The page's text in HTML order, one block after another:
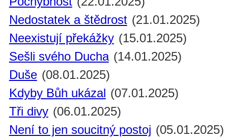
Nedostatek a štědrost (21.01.2025)
Neexistují překážky (15.01.2025)
Sešli svého Ducha (14.01.2025)
Duše (08.01.2025)
Kdyby Bůh ukázal (07.01.2025)
Tři divy (06.01.2025)
Není to jen soucitný postoj (05.01.2025)